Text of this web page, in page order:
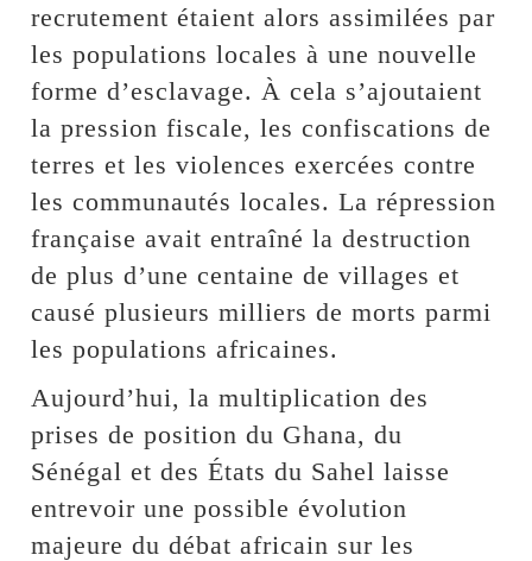
recrutement étaient alors assimilées par
les populations locales à une nouvelle
forme d’esclavage. À cela s’ajoutaient
la pression fiscale, les confiscations de
terres et les violences exercées contre
les communautés locales. La répression
française avait entraîné la destruction
de plus d’une centaine de villages et
causé plusieurs milliers de morts parmi
les populations africaines.
Aujourd’hui, la multiplication des
prises de position du Ghana, du
Sénégal et des États du Sahel laisse
entrevoir une possible évolution
majeure du débat africain sur les